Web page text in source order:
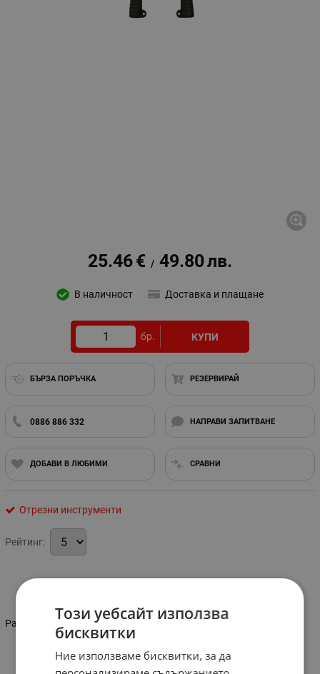
25.46€ / 49.80лв.
В наличност Доставка и плащане
бр. КУПИ
БЪРЗА ПОРЪЧКА РЕЗЕРВИРАЙ
0886 886 332 НАПРАВИ ЗАПИТВАНЕ
ДОБАВИ В ЛЮБИМИ СРАВНИ
Отрезни инструменти
Рейтинг:
Размер: 24" Този уебсайт използва
бисквитки
Ние използваме бисквитки, за да